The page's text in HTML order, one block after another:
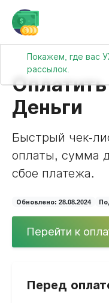
Покажем, где вас
рассылок.
Деньги
Быстрый чек-
оплаты, сумма
сбое платежа.
Обновлено: 28.08.2024
Перейти к
Перед